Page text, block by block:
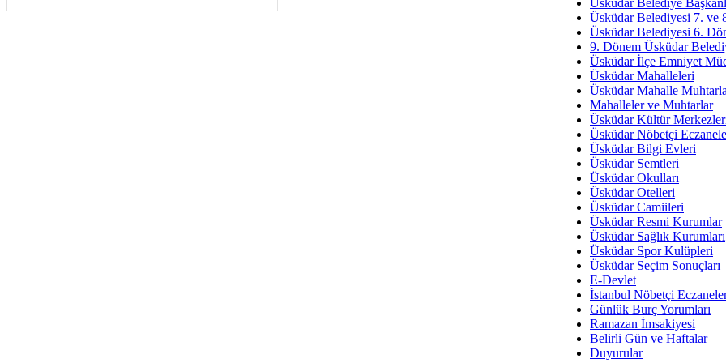
İmar Sorunlarının Genel
Arakan
Bayramın
Ruhsal
Üsküdar
Üsküdar Belediye
Üsküdar Belediyesi 7. ve
Üsküdar Belediyesi 6.
9. Dönem Üsküdar
Üsküdar İlçe Emniyet
Üsküdar Mahalleleri
Üsküdar Mahalle
Mahalleler ve Muhtarlar
Üsküdar Kültür
Üsküdar Nöbetçi
Üsküdar Bilgi Evleri
Üsküdar Semtleri
Üsküdar Okulları
Üsküdar Otelleri
Üsküdar Camiileri
Üsküdar Resmi Kurumlar
Üsküdar Sağlık Kurumları
Üsküdar Spor Kulüpleri
Üsküdar Seçim Sonuçları
E-Devlet
İstanbul Nöbetçi
Günlük Burç Yorumları
Ramazan İmsakiyesi
Belirli Gün ve Haftalar
Duyurular